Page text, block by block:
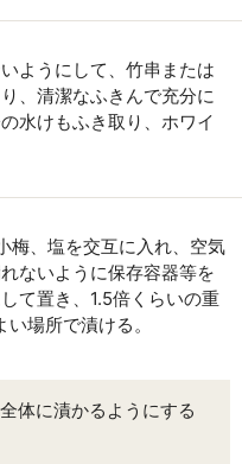
ようにして、竹串または
、清潔なふきんで充分に
水けもふき取り、ホワイ
梅、塩を交互に入れ、空気
ないように保存容器等を
て置き、1.5倍くらいの重
場所で漬ける。
体に漬かるようにする